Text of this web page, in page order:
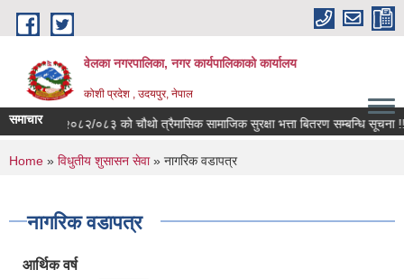
Skip to main content
वेलका नगरपालिका, नगर कार्यपालिकाको कार्यालय
कोशी प्रदेश , उदयपुर, नेपाल
समाचार
आ.ब.२०८२/०८३ को चौथो त्रैमासिक सामाजिक सुरक्षा भत्ता बितरण सम्बन्धि सूचना !!!
You are here
Home » विधुतीय शुसासन सेवा» नागरिक वडापत्र
नागरिक वडापत्र
आर्थिक वर्ष